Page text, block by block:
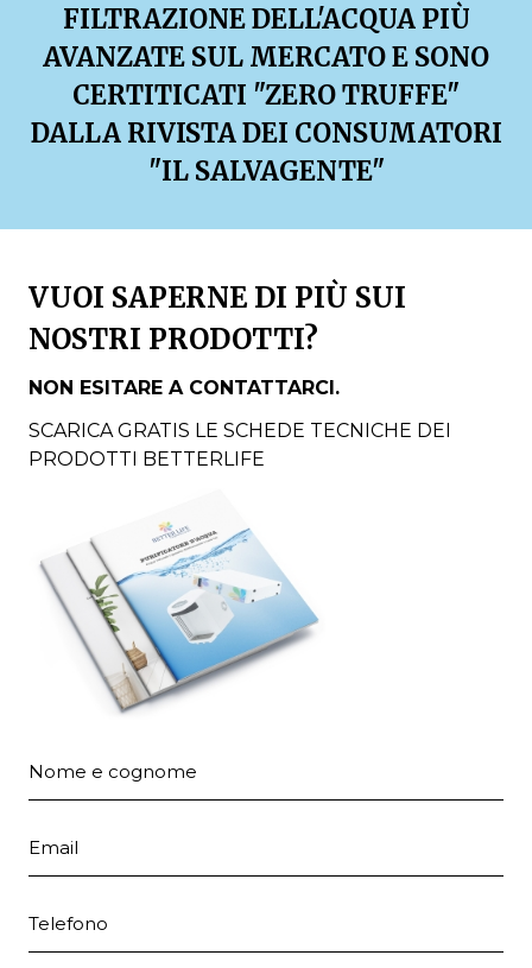
FILTRAZIONE DELL'ACQUA PIÙ
AVANZATE SUL MERCATO E SONO
CERTITICATI "ZERO TRUFFE"
DALLA RIVISTA DEI CONSUMATORI
"IL SALVAGENTE"
VUOI SAPERNE DI PIÙ SUI
NOSTRI PRODOTTI?
NON ESITARE A CONTATTARCI.
SCARICA GRATIS LE SCHEDE TECNICHE DEI
PRODOTTI BETTERLIFE